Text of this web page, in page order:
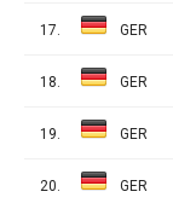
17. GER
18. GER
19. GER
20. GER